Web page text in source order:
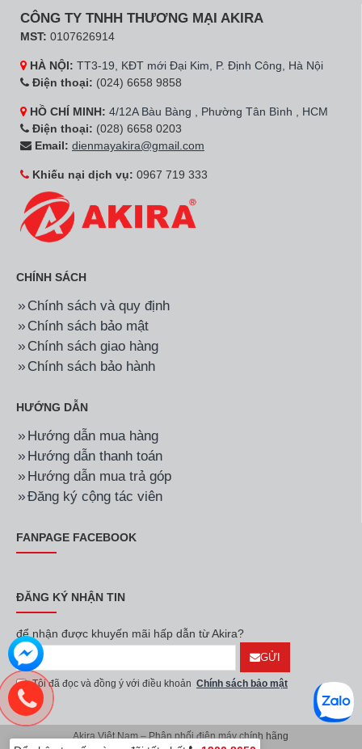
CÔNG TY TNHH THƯƠNG MẠI AKIRA
MST: 0107626914
HÀ NỘI: TT3-19, KĐT mới Đại Kim, P. Định Công, Hà Nội
Điện thoại: (024) 6658 9858
HỒ CHÍ MINH: 4/12A Bàu Bàng , Phường Tân Bình , HCM
Điện thoại: (028) 6658 0203
Email: dienmayakira@gmail.com
Khiếu nại dịch vụ: 0967 719 333
CHÍNH SÁCH
Chính sách và quy định
Chính sách bảo mật
Chính sách giao hàng
Chính sách bảo hành
HƯỚNG DẪN
Hướng dẫn mua hàng
Hướng dẫn thanh toán
Hướng dẫn mua trả góp
Đăng ký cộng tác viên
FANPAGE FACEBOOK
ĐĂNG KÝ NHẬN TIN
để nhận được khuyến mãi hấp dẫn từ Akira?
GỬI
Tôi đã đọc và đồng ý với điều khoản Chính sách bảo mật
Akira Việt Nam – Phân phối điện máy chính hãng